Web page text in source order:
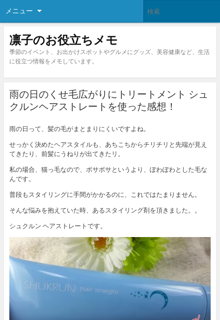
メニュー
凛子のお役立ちメモ
季節のイベント、お出かけスポットやグルメにグッズ、美容健康など、生活
に役立つ情報をメモしています。
雨の日のくせ毛広がりにトリートメント シュ
クルンヘアストレートを使った感想！
雨の日って、髪の毛がまとまりにくいですよね。
せっかく決めたヘアスタイルも、あちこちからチリチリと先端が見え
てきたり、前髪にうねりが出てきたリ。
私の場合、猫っ毛なので、ボサボサというより、ぽわぽわとした毛な
んです。
普段もスタイリングに手間がかかるのに、これではたまりません。
そんな悩みを抱えていた時、あるスタイリング剤を頂きました。。
シュクルン ヘアストレートです。